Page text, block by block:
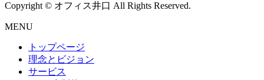
Copyright © オフィス井口 All Rights Reserved.
MENU
トップページ
理念とビジョン
サービス